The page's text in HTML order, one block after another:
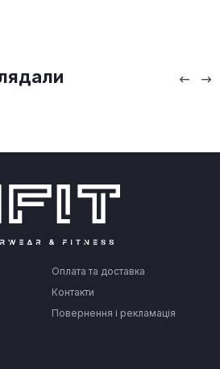
Оплата та доставка
Контакти
Повернення і рекламація